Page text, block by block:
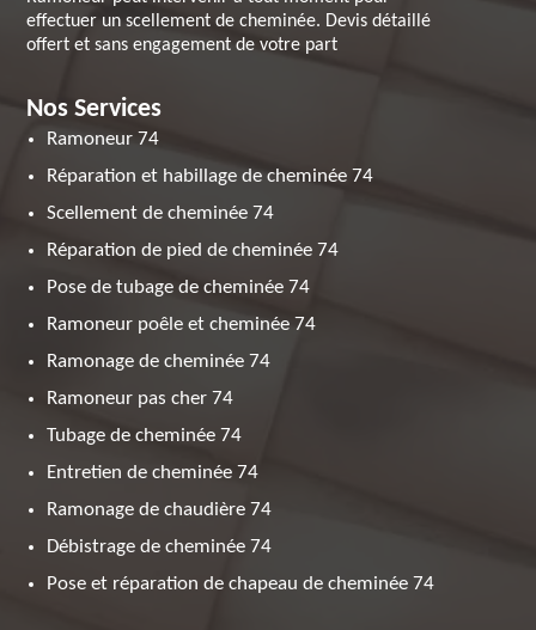
effectuer un scellement de cheminée. Devis détaillé
offert et sans engagement de votre part
Nos Services
Ramoneur 74
Réparation et habillage de cheminée 74
Scellement de cheminée 74
Réparation de pied de cheminée 74
Pose de tubage de cheminée 74
Ramoneur poêle et cheminée 74
Ramonage de cheminée 74
Ramoneur pas cher 74
Tubage de cheminée 74
Entretien de cheminée 74
Ramonage de chaudière 74
Débistrage de cheminée 74
Pose et réparation de chapeau de cheminée 74